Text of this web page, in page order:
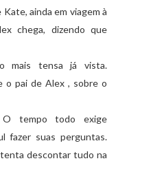
ainda em viagem à
chega, dizendo que
mais tensa já vista.
o pai de Alex , sobre o
O tempo todo exige
fazer suas perguntas.
descontar tudo na